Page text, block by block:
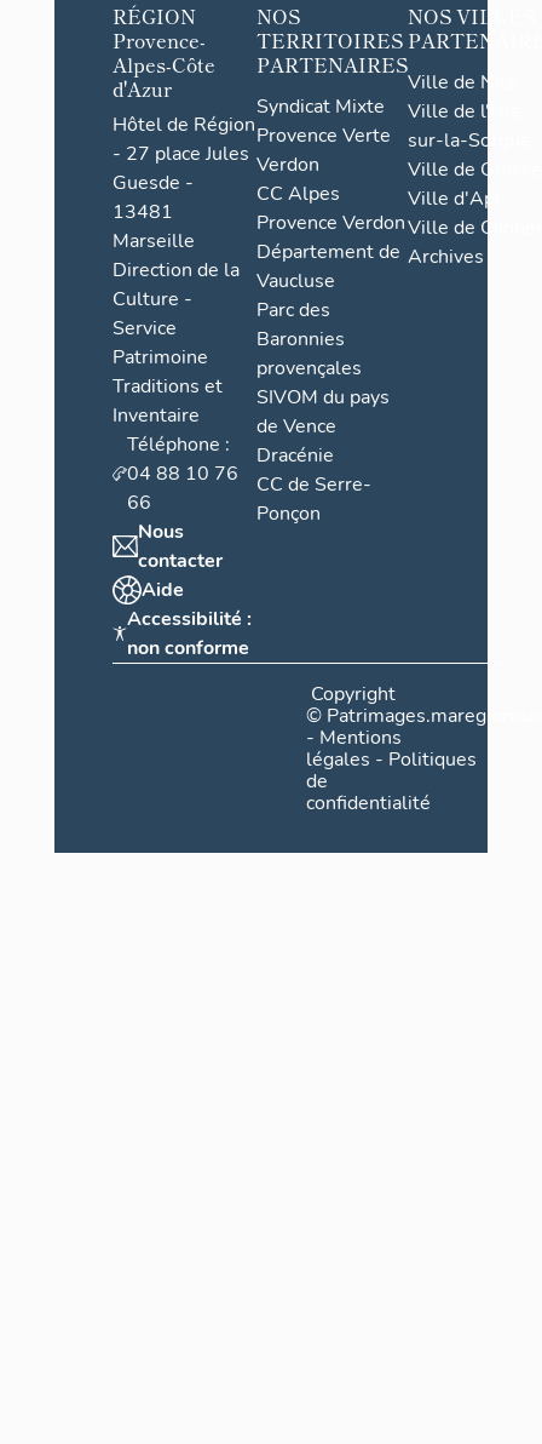
RÉGION
Provence-
Alpes-Côte
d'Azur
Hôtel de Région
- 27 place Jules
Guesde -
13481
Marseille
Direction de la
Culture -
Service
Patrimoine
Traditions et
Inventaire
Téléphone :
04 88 10 76
66
Nous
contacter
Aide
Accessibilité :
non conforme
NOS
TERRITOIRES
PARTENAIRES
Syndicat Mixte
Provence Verte
Verdon
CC Alpes
Provence Verdon
Département de
Vaucluse
Parc des
Baronnies
provençales
SIVOM du pays
de Vence
Dracénie
CC de Serre-
Ponçon
NOS VILLES
Ville de Nice
Ville de l'Isle-
sur-la-Sorgue
Ville de Grasse
Ville d'Apt
Ville de
Archives
Copyright
©
- Mentions
légales - Politiques
de
confidentialité